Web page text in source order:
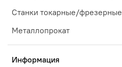
Станки токарные/фрезерные
Металлопрокат
Информация